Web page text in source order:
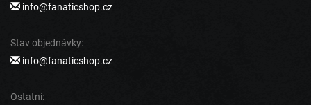
info@fanaticshop.cz
Stav objednávky:
info@fanaticshop.cz
Ostatní: